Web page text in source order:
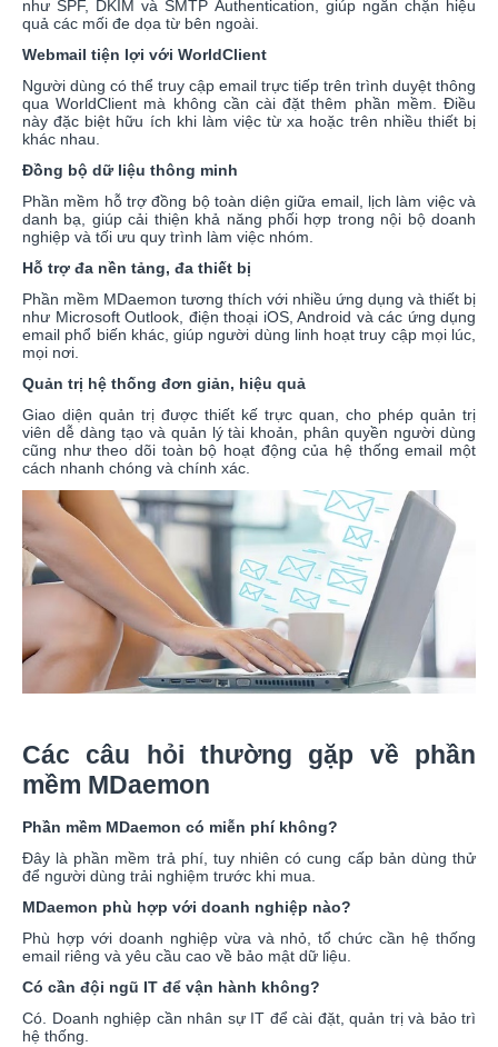
như SPF, DKIM và SMTP Authentication, giúp ngăn chặn hiệu
quả các mối đe dọa từ bên ngoài.
Webmail tiện lợi với WorldClient
Người dùng có thể truy cập email trực tiếp trên trình duyệt thông
qua WorldClient mà không cần cài đặt thêm phần mềm. Điều
này đặc biệt hữu ích khi làm việc từ xa hoặc trên nhiều thiết bị
khác nhau.
Đồng bộ dữ liệu thông minh
Phần mềm hỗ trợ đồng bộ toàn diện giữa email, lịch làm việc và
danh bạ, giúp cải thiện khả năng phối hợp trong nội bộ doanh
nghiệp và tối ưu quy trình làm việc nhóm.
Hỗ trợ đa nền tảng, đa thiết bị
Phần mềm MDaemon tương thích với nhiều ứng dụng và thiết bị
như Microsoft Outlook, điện thoại iOS, Android và các ứng dụng
email phổ biến khác, giúp người dùng linh hoạt truy cập mọi lúc,
mọi nơi.
Quản trị hệ thống đơn giản, hiệu quả
Giao diện quản trị được thiết kế trực quan, cho phép quản trị
viên dễ dàng tạo và quản lý tài khoản, phân quyền người dùng
cũng như theo dõi toàn bộ hoạt động của hệ thống email một
cách nhanh chóng và chính xác.
Các câu hỏi thường gặp về phần
mềm MDaemon
Phần mềm MDaemon có miễn phí không?
Đây là phần mềm trả phí, tuy nhiên có cung cấp bản dùng thử
để người dùng trải nghiệm trước khi mua.
MDaemon phù hợp với doanh nghiệp nào?
Phù hợp với doanh nghiệp vừa và nhỏ, tổ chức cần hệ thống
email riêng và yêu cầu cao về bảo mật dữ liệu.
Có cần đội ngũ IT để vận hành không?
Có. Doanh nghiệp cần nhân sự IT để cài đặt, quản trị và bảo trì
hệ thống.